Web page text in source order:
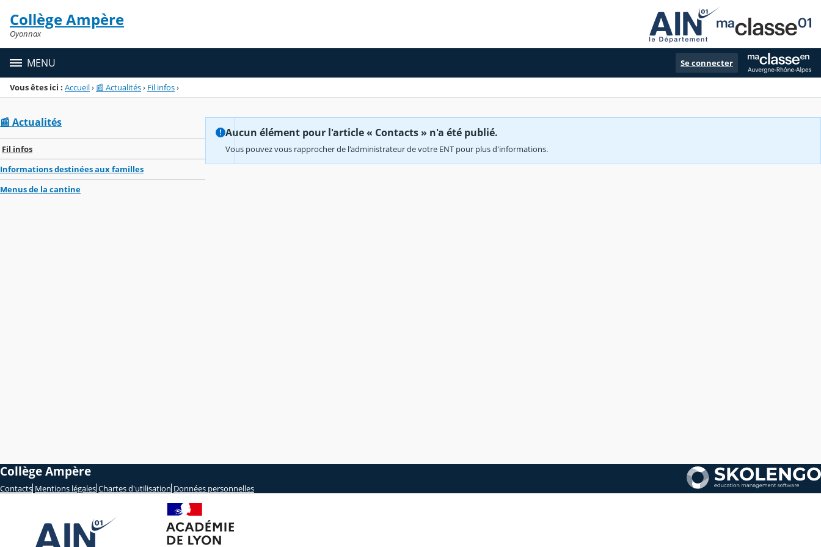
Menu de la rubrique
Contenu
Collège Ampère
Oyonnax
MENU Se connecter
Vous êtes ici : Accueil› 📰 Actualités› Fil infos›
📰 Actualités
Fil infos
Informations destinées aux familles
Menus de la cantine
Aucun élément pour l'article « Contacts » n'a été publié.
Vous pouvez vous rapprocher de l'administrateur de votre ENT pour plus d'informations.
Collège Ampère
Contacts Mentions légales Chartes d'utilisation Données personnelles